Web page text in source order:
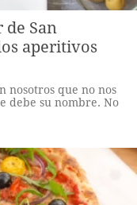
San
aperitivos
nosotros que no nos
debe su nombre. No